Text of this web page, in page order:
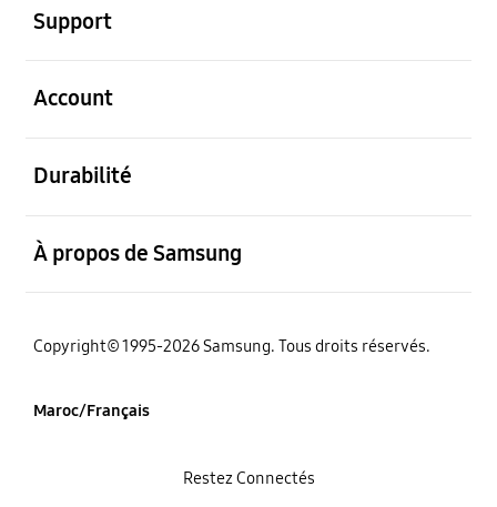
Support
Account
Durabilité
À propos de Samsung
Copyright© 1995-2026 Samsung. Tous droits réservés.
Maroc/Français
Restez Connectés